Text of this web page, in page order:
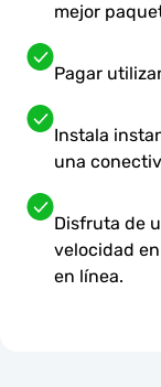
mejor
Pagar
Instala
una
Disfruta de
velocidad
en línea.